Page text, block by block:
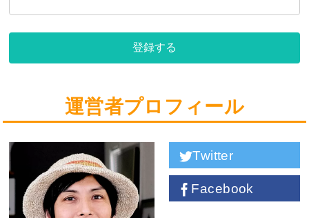
登録する
運営者プロフィール
Twitter
Facebook